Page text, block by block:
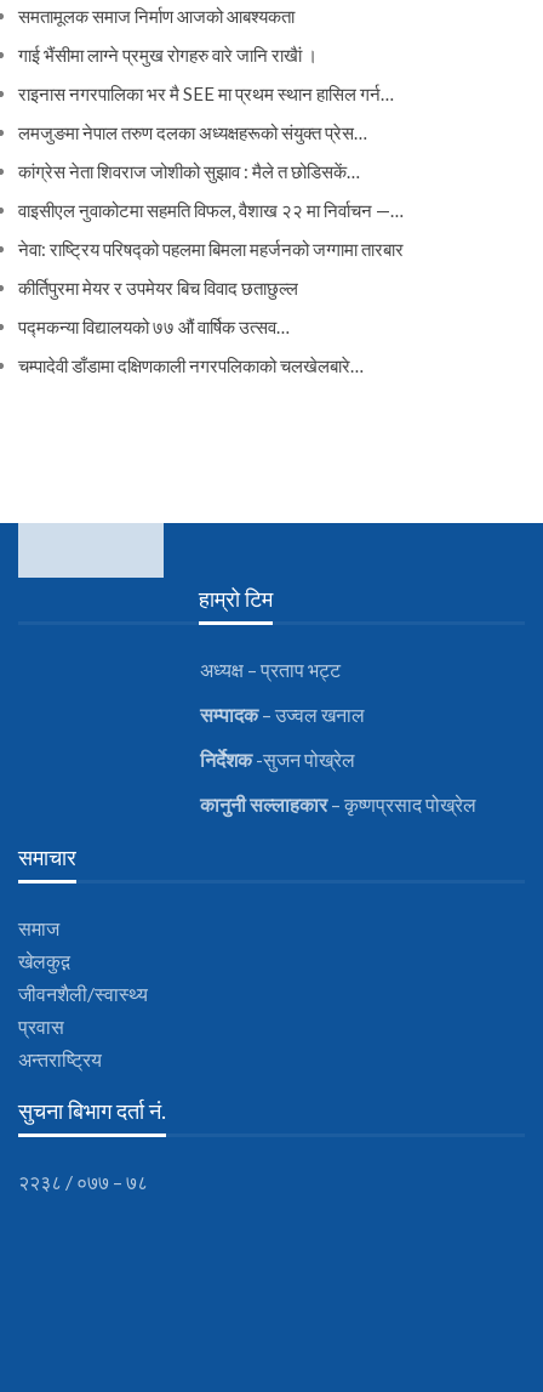
समतामूलक समाज निर्माण आजको आबश्यकता
गाई भैंसीमा लाग्ने प्रमुख रोगहरु वारे जानि राखैां ।
राइनास नगरपालिका भर मै SEE मा प्रथम स्थान हासिल गर्न…
लमजुङमा नेपाल तरुण दलका अध्यक्षहरूको संयुक्त प्रेस…
कांग्रेस नेता शिवराज जोशीको सुझाव : मैले त छोडिसकें…
वाइसीएल नुवाकोटमा सहमति विफल, वैशाख २२ मा निर्वाचन —…
नेवा: राष्ट्रिय परिषद्को पहलमा बिमला महर्जनको जग्गामा तारबार
कीर्तिपुरमा मेयर र उपमेयर बिच विवाद छताछुल्ल
पद्मकन्या विद्यालयको ७७ औं ‌‌वार्षिक ‌उत्सव…
चम्पादेवी डाँडामा दक्षिणकाली नगरपलिकाको चलखेलबारे…
हाम्रो टिम
अध्यक्ष – प्रताप भट्ट
सम्पादक– उज्वल खनाल
निर्देशक-सुजन पोख्रेल
कानुनीसल्लाहकार– कृष्णप्रसाद पोख्रेल
समाचार
समाज
खेलकुद़़
जीवनशैली/स्वास्थ्य
प्रवास
अन्तराष्ट्रिय
सुचना बिभाग दर्ता नं.
२२३८ / ०७७ – ७८